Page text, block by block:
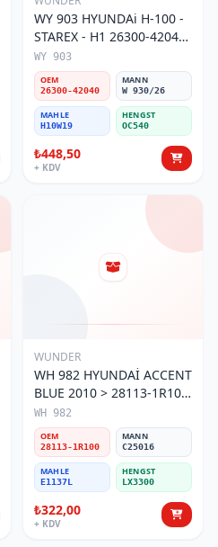
WY 903 HYUNDAi H-100 -
STAREX - H1 26300-42040
Yağ Filtresi
WY 903
OEM
26300-42040
MANN
W 930/26
MAHLE
H10W19
HENGST
OC540
₺448,50
+ KDV
WUNDER
WH 982 HYUNDAİ ACCENT
BLUE 2010 > 28113-1R100
Hava Filtresi
WH 982
OEM
28113-1R100
MANN
C25016
MAHLE
E1137L
HENGST
LX3300
₺322,00
+ KDV